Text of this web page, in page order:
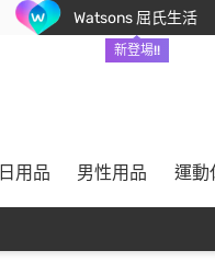
Watsons 屈氏生活
新登場!!
日用品 男性用品 運動